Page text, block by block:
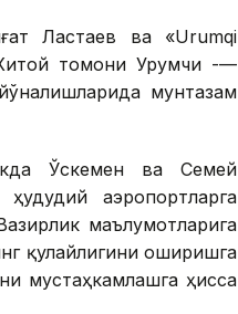
Ластаев ва «Urumqi
томони Урумчи -—
мунтазам
Ўскемен ва Семей
аэропортларга
маълумотларига
қулайлигини оширишга
мустаҳкамлашга ҳисса